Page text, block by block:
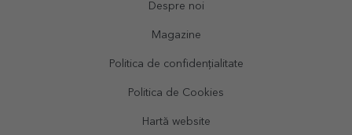
Despre noi
Magazine
Politica de confidențialitate
Politica de Cookies
Hartă website